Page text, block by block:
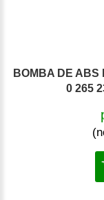
BOMBA DE ABS
0 265